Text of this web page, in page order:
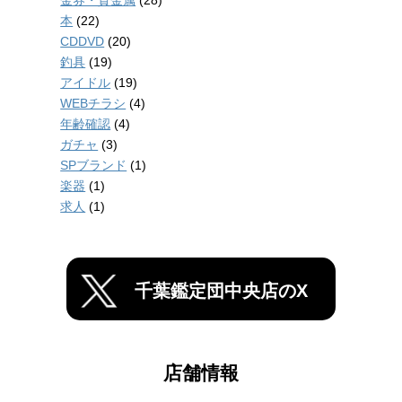
本 (22)
CDDVD (20)
釣具 (19)
アイドル (19)
WEBチラシ (4)
年齢確認 (4)
ガチャ (3)
SPブランド (1)
楽器 (1)
求人 (1)
千葉鑑定団中央店のX
店舗情報